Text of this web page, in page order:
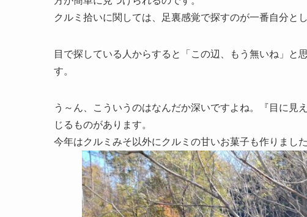
クルミ拾いに関しては、足裏感覚で探すのが一番自分と
目で探している人からすると「この辺、もう無いね」と
す。
う～ん、こういうのはなんだか深いですよね。『目に見
じるものがあります。
今年はクルミみそ以外にクルミの甘いお菓子も作りました